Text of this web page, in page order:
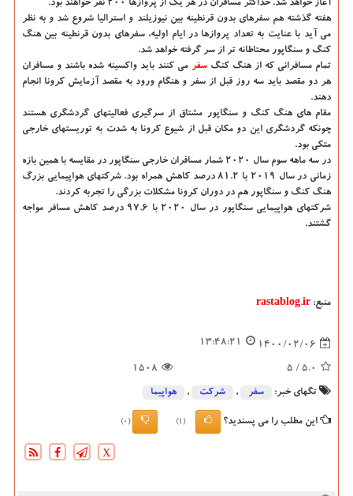
آغاز خواهد شد. حداکثر مسافران در هر یک از پروازها ۲۰۰ نفر خواهند بود.
هفته گذشته هم سفرهای بدون قرنطینه بین نیوزیلند و استرالیا شروع شد و به نظر
می آید با عنایت به تعداد پروازها در ایام اولیه، سفرهای بدون قرنطینه بین هنگ
کنگ و سنگاپور محتاطانه تر از سر گرفته خواهد شد.
تمام مسافرانی که از هنگ کنگ سفر می کنند باید واکسینه شده باشند و مسافران
هر دو مقصد باید سه روز قبل از سفر و هنگام ورود به مقصد آزمایش کرونا انجام
دهند.
مقام های هنگ کنگ و سنگاپور مشتاق از سرگیری فعالیتهای گردشگری هستند
چونکه گردشگری این دو مکان قبل از شیوع کرونا به شدت به توریستهای خارجی
متکی بود.
در سه ماهه سوم سال ۲۰۲۰ شمار مسافران خارجی سنگاپور در مقایسه با همین بازه
زمانی در سال ۲۰۱۹ با ۸۱.۲ درصد کاهش همراه بود. شرکتهای هواپیمایی بزرگ
هنگ کنگ و سنگاپور هم در دوران کرونا مشکلات بزرگی را تجربه کردند.
شرکتهای هواپیمایی سنگاپور در سال ۲۰۲۰ با ۹۷.۶ درصد کاهش مسافر مواجه
گشتند.
منبع: rastablog.ir
1400/02/06
13:48:21
5.0
/ 5
1508
تگهای خبر: سفر , شركت , هواپیما
این مطلب را می پسندید؟ (1)
(0)
X